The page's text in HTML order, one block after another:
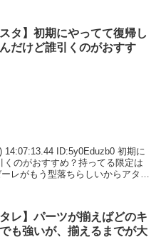
スタ】初期にやってて復帰し
だけど誰引くのがおすす
ID:5y0Eduzb0 初期に
のがおすすめ？持ってる限定は
レがもう型落ちらしいからアタッ
タレ】パーツが揃えばどのキ
も強いが、揃えるまでが大